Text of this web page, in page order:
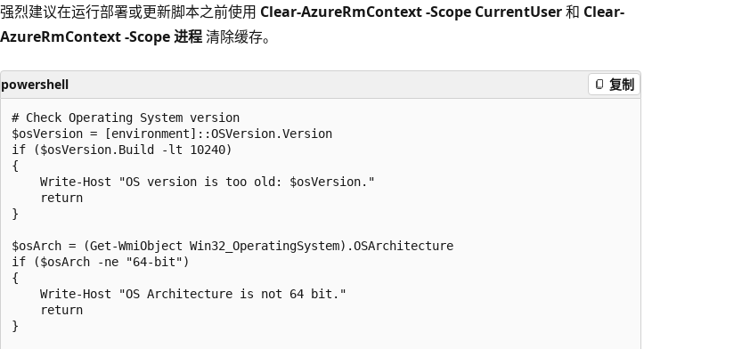
强烈建议在运行部署或更新脚本之前使用 Clear-AzureRmContext -Scope CurrentUser和 Clear-
AzureRmContext -Scope 进程清除缓存。
powershell 复制
# Check Operating System version
$osVersion = [environment]::OSVersion.Version
if ($osVersion.Build -lt 10240)
{
    Write-Host "OS version is too old: $osVersion."
    return
}
$osArch = (Get-WmiObject Win32_OperatingSystem).OSArchitecture
if ($osArch -ne "64-bit")
{
    Write-Host "OS Architecture is not 64 bit."
    return
}